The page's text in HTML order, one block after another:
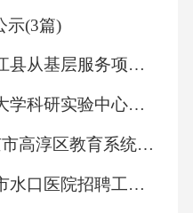
倚来源。随机误差
性的偏倚。4.A,B解
本条件是传染源、
在。5.A解析思路：
病防治法》，甲类
防是指针对健康人
示(3篇)
2026四川巴中市南江县从基层服务项目人员中定向考试招聘乡镇事业单位人员30人农业考试模拟试题及答案解析
2026年甘肃中医药大学科研实验中心科研助理招聘农业笔试参考题库及答案解析
2026年4月江苏南京市高淳区教育系统部分事业单位招聘教师35人农业笔试备考题库及答案解析
2026广东江门开平市水口医院招聘工作人员2人农业笔试参考题库及答案解析